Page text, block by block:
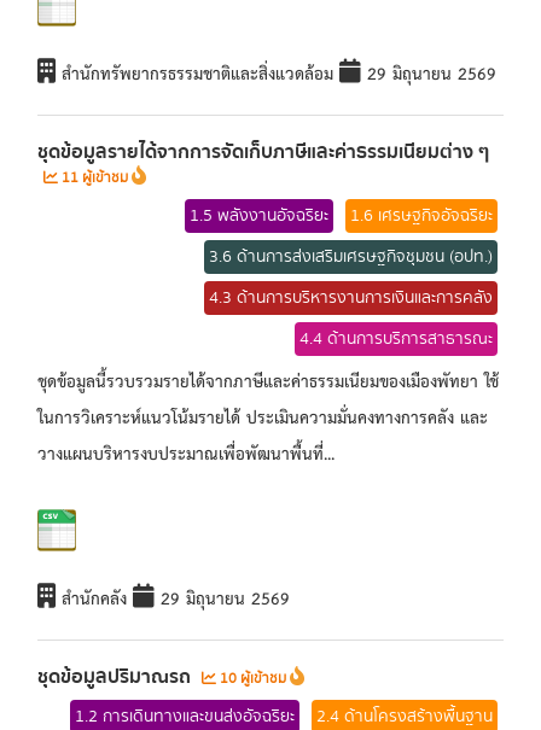
สำนักทรัพยากรธรรมชาติและสิ่งแวดล้อม 29 มิถุนายน 2569
ชุดข้อมูลรายได้จากการจัดเก็บภาษีและค่าธรรมเนียมต่าง ๆ
11 ผู้เข้าชม
1.5 พลังงานอัจฉริยะ
1.6 เศรษฐกิจอัจฉริยะ
3.6 ด้านการส่งเสริมเศรษฐกิจชุมชน (อปท.)
4.3 ด้านการบริหารงานการเงินและการคลัง
4.4 ด้านการบริการสาธารณะ
ชุดข้อมูลนี้รวบรวมรายได้จากภาษีและค่าธรรมเนียมของเมืองพัทยา ใช้
ในการวิเคราะห์แนวโน้มรายได้ ประเมินความมั่นคงทางการคลัง และ
วางแผนบริหารงบประมาณเพื่อพัฒนาพื้นที่...
สำนักคลัง 29 มิถุนายน 2569
ชุดข้อมูลปริมาณรถ 10 ผู้เข้าชม
1.2 การเดินทางและขนส่งอัจฉริยะ
2.4 ด้านโครงสร้างพื้นฐาน